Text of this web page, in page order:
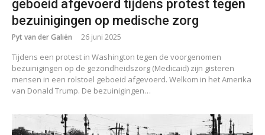
geboeid afgevoerd tijdens protest tegen
bezuinigingen op medische zorg
Pyt van der Galiën 26 juni 2025
Tijdens een protest in Washington tegen de voorgenomen
bezuinigingen op de gezondheidszorg (Medicaid) zijn gisteren
mensen in een rolstoel geboeid afgevoerd. Welkom in het Amerika
van Donald Trump. De bezuinigingen…